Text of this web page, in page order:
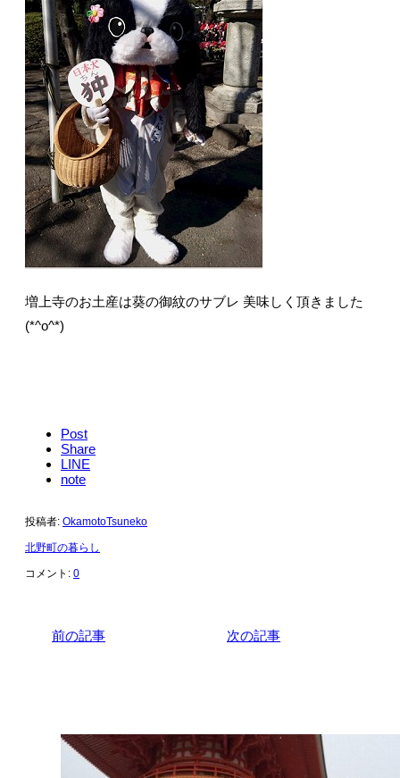
増上寺のお土産は葵の御紋のサブレ 美味しく頂きました
(*^o^*)
Post
Share
LINE
note
投稿者: OkamotoTsuneko
北野町の暮らし
コメント: 0
前の記事 次の記事